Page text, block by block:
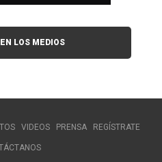
LOS MEDIOS
VIDEOS PRENSA REGÍSTRATE